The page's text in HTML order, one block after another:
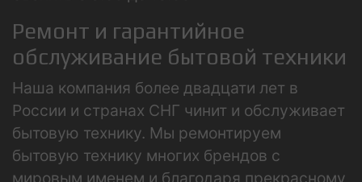
Ремонт и гарантийное
обслуживание бытовой техники
Наша компания более двадцати лет в
России и странах СНГ чинит и обслуживает
бытовую технику. Мы ремонтируем
бытовую технику многих брендов с
мировым именем и благодаря прекрасному